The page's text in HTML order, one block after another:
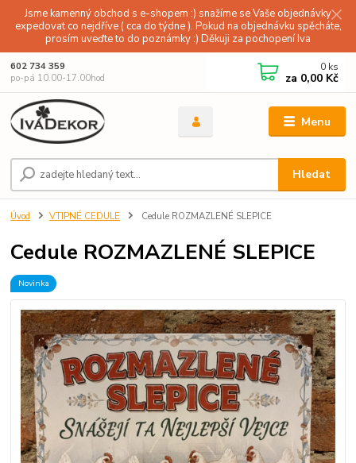
Jsme kamenný obchod s e-shopem :) snažíme se Vaše objednávky
expedovat co nejdříve ( cca do týdne ). Pokud na objednávku spěcháte,
prosím uveďte to do poznámky :) Děkuji za pochopení Iva
Menu
Hledat
602 734 359
po-pá 10.00-17.00hod
0 ks
za 0,00 Kč
Úvod VTIPNÉ CEDULE Cedule ROZMAZLENÉ SLEPICE
Cedule ROZMAZLENÉ SLEPICE
Novinka